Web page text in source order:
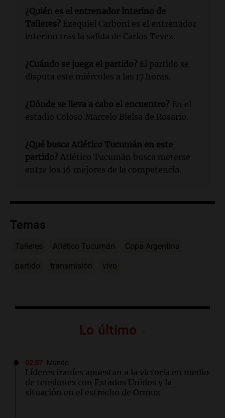
¿Quién es el entrenador interino de
Talleres? Ezequiel Carboni es el entrenador
interino tras la salida de Carlos Tevez.
¿Cuándo se juega el partido? El partido se
disputa este miércoles a las 17 horas.
¿Dónde se lleva a cabo el encuentro? En el
estadio Coloso Marcelo Bielsa de Rosario.
¿Qué busca Atlético Tucumán en este
partido? Atlético Tucumán busca meterse
entre los 16 mejores de la competencia.
Temas
Talleres Atlético Tucumán Copa Argentina
partido transmisión vivo
Lo último
02:57 Mundo
Líderes iraníes apuestan a la victoria en medio
de tensiones con Estados Unidos y la
situación en el estrecho de Ormuz